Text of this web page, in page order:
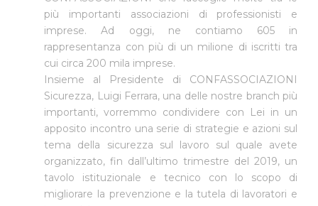
più importanti associazioni di professionisti e
imprese. Ad oggi, ne contiamo 605 in
rappresentanza con più di un milione di iscritti tra
cui circa 200 mila imprese.
Insieme al Presidente di CONFASSOCIAZIONI
Sicurezza, Luigi Ferrara, una delle nostre branch più
importanti, vorremmo condividere con Lei in un
apposito incontro una serie di strategie e azioni sul
tema della sicurezza sul lavoro sul quale avete
organizzato, fin dall’ultimo trimestre del 2019, un
tavolo istituzionale e tecnico con lo scopo di
migliorare la prevenzione e la tutela di lavoratori e